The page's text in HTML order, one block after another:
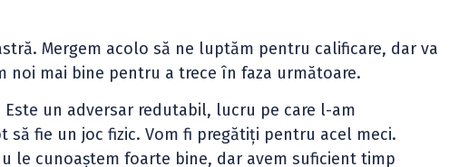
Mergem acolo să ne luptăm pentru calificare, dar va
noi mai bine pentru a trece în faza următoare.
Este un adversar redutabil, lucru pe care l-am
să fie un joc fizic. Vom fi pregătiți pentru acel meci.
le cunoaștem foarte bine, dar avem suficient timp